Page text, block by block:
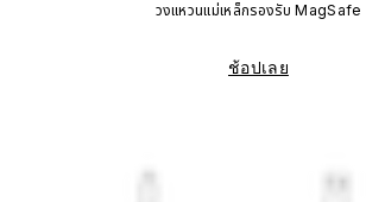
วงแหวนแม่เหล็กรองรับ MagSafe
ช้อปเลย